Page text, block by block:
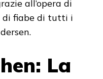
all’opera di
di fiabe di tutti i
La